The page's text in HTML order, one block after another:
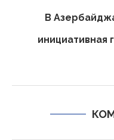
В
инициативная